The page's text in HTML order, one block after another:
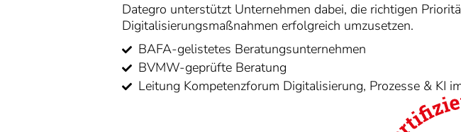
Dategro unterstützt Unternehmen dabei, die richtigen
Digitalisierungsmaßnahmen erfolgreich umzusetzen.
BAFA-gelistetes Beratungsunternehmen
BVMW-geprüfte Beratung
Leitung Kompetenzforum Digitalisierung, Prozesse & KI